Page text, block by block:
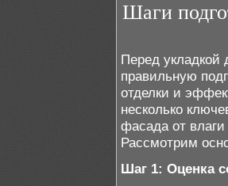
Шаги
Перед укладкой
правильную
отделки и
несколько
фасада от
Рассмотрим
Шаг 1: Оценка